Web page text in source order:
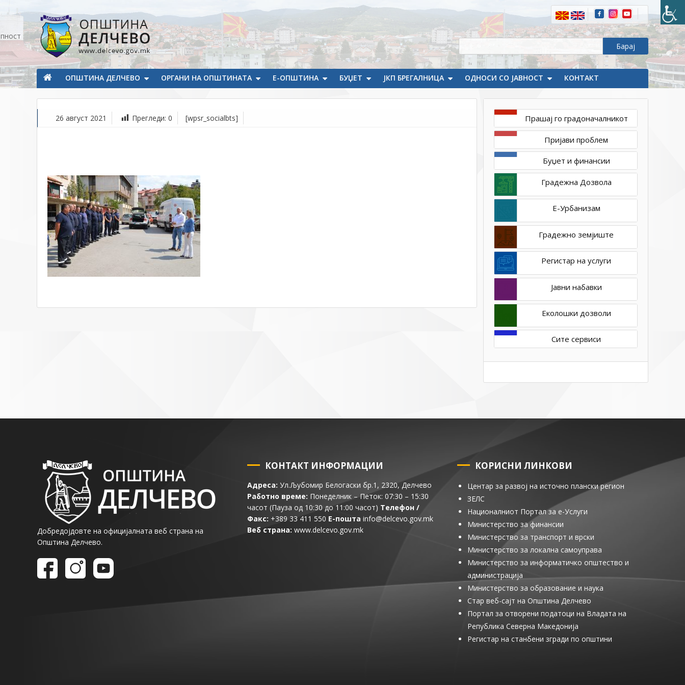
Општина Делчево
Општина Делчево
ОПШТИНА ДЕЛЧЕВО ОРГАНИ НА ОПШТИНАТА Е-ОПШТИНА БУЏЕТ ЈКП БРЕГАЛНИЦА ОДНОСИ СО ЈАВНОСТ КОНТАКТ
26 август 2021 Прегледи: 0 [wpsr_socialbts] Прашај го градоначалникот
Пријави проблем
Буџет и финансии
Градежна Дозвола
Е-Урбанизам
Градежно земјиште
Регистар на услуги
Јавни набавки
Еколошки дозволи
Сите сервиси
Добредојдовте на официјалната веб страна на
Општина Делчево.
КОНТАКТ ИНФОРМАЦИИ
Адреса: Ул.Љубомир Белогаски бр.1, 2320, Делчево
Работно време: Понеделник – Петок: 07:30 – 15:30
часот (Пауза од 10:30 до 11:00 часот) Телефон /
Факс: +389 33 411 550 Е-пошта info@delcevo.gov.mk
Веб страна: www.delcevo.gov.mk
КОРИСНИ ЛИНКОВИ
Центар за развој на источно плански регион
ЗЕЛС
Националниот Портал за е-Услуги
Министерство за финансии
Министерство за транспорт и врски
Министерство за локална самоуправа
Министерство за информатичко општество и
администрација
Министерство за образование и наука
Стар веб-сајт на Општина Делчево
Портал за отворени податоци на Владата на
Република Северна Македонија
Регистар на станбени згради по општини